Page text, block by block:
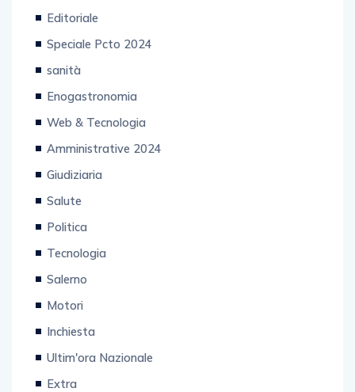
Editoriale
Speciale Pcto 2024
sanità
Enogastronomia
Web & Tecnologia
Amministrative 2024
Giudiziaria
Salute
Politica
Tecnologia
Salerno
Motori
Inchiesta
Ultim'ora Nazionale
Extra